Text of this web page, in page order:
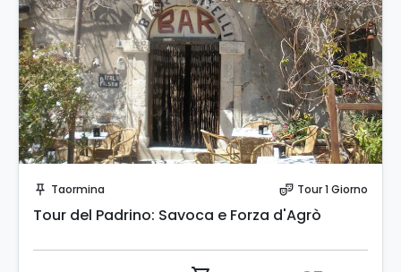
push_pin Taormina theater_comedy Tour 1 Giorno
Tour del Padrino: Savoca e Forza d'Agrò